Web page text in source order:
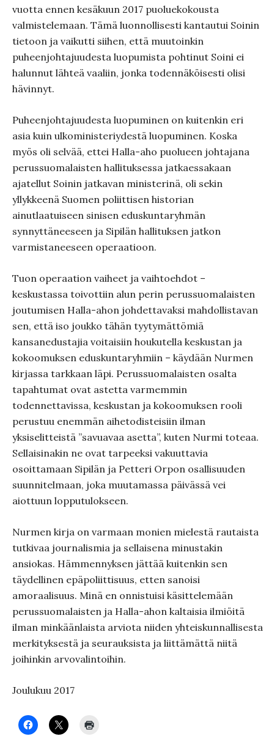
vuotta ennen kesäkuun 2017 puoluekokousta
valmistelemaan. Tämä luonnollisesti kantautui Soinin
tietoon ja vaikutti siihen, että muutoinkin
puheenjohtajuudesta luopumista pohtinut Soini ei
halunnut lähteä vaaliin, jonka todennäköisesti olisi
hävinnyt.
Puheenjohtajuudesta luopuminen on kuitenkin eri
asia kuin ulkoministeriydestä luopuminen. Koska
myös oli selvää, ettei Halla-aho puolueen johtajana
perussuomalaisten hallituksessa jatkaessakaan
ajatellut Soinin jatkavan ministerinä, oli sekin
yllykkeenä Suomen poliittisen historian
ainutlaatuiseen sinisen eduskuntaryhmän
synnyttäneeseen ja Sipilän hallituksen jatkon
varmistaneeseen operaatioon.
Tuon operaation vaiheet ja vaihtoehdot –
keskustassa toivottiin alun perin perussuomalaisten
joutumisen Halla-ahon johdettavaksi mahdollistavan
sen, että iso joukko tähän tyytymättömiä
kansanedustajia voitaisiin houkutella keskustan ja
kokoomuksen eduskuntaryhmiin – käydään Nurmen
kirjassa tarkkaan läpi. Perussuomalaisten osalta
tapahtumat ovat astetta varmemmin
todennettavissa, keskustan ja kokoomuksen rooli
perustuu enemmän aihetodisteisiin ilman
yksiselitteistä ”savuavaa asetta”, kuten Nurmi toteaa.
Sellaisinakin ne ovat tarpeeksi vakuuttavia
osoittamaan Sipilän ja Petteri Orpon osallisuuden
suunnitelmaan, joka muutamassa päivässä vei
aiottuun lopputulokseen.
Nurmen kirja on varmaan monien mielestä rautaista
tutkivaa journalismia ja sellaisena minustakin
ansiokas. Hämmennyksen jättää kuitenkin sen
täydellinen epäpoliittisuus, etten sanoisi
amoraalisuus. Minä en onnistuisi käsittelemään
perussuomalaisten ja Halla-ahon kaltaisia ilmiöitä
ilman minkäänlaista arviota niiden yhteiskunnallisesta
merkityksestä ja seurauksista ja liittämättä niitä
joihinkin arvovalintoihin.
Joulukuu 2017